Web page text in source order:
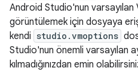
Android Studio'nun varsayılan
görüntülemek için dosyaya
kendi studio.vmoptions
Studio'nun önemli varsayılan
kılmadığınızdan emin